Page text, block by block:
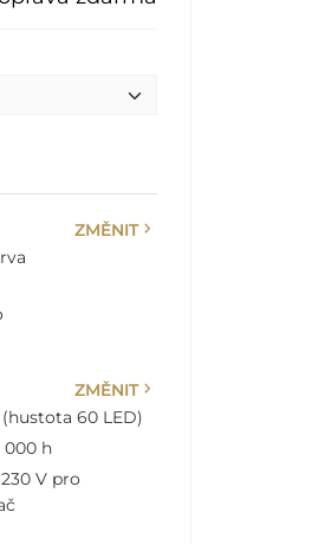
ZMĚNITchevron_right
ZMĚNITchevron_right
60 LED)
000 h
V pro